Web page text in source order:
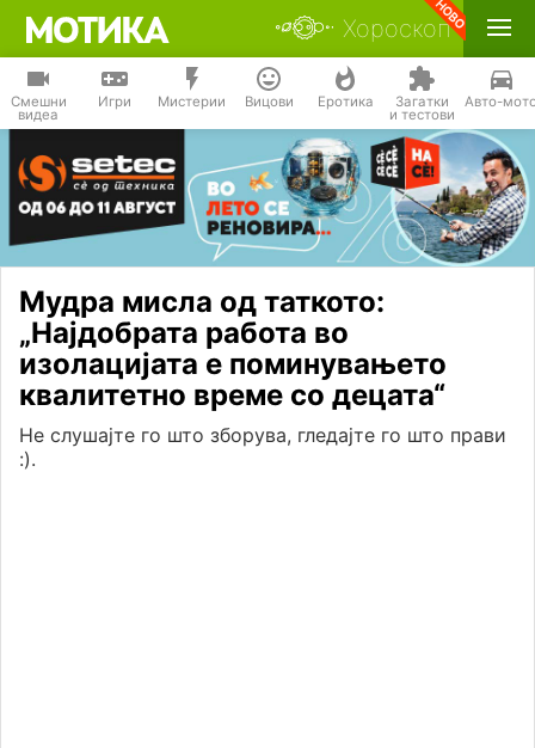
Хороскоп
Смешни
видеа
Игри Мистерии Вицови Еротика Загатки
и тестови
Авто-
Мудра мисла од таткото:
„Најдобрата работа во
изолацијата е поминувањето
квалитетно време со децата“
Не слушајте го што зборува, гледајте го што прави
:).